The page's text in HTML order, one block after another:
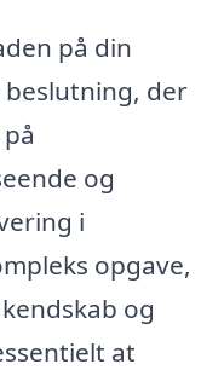
på din
der
og
i
opgave,
og
at